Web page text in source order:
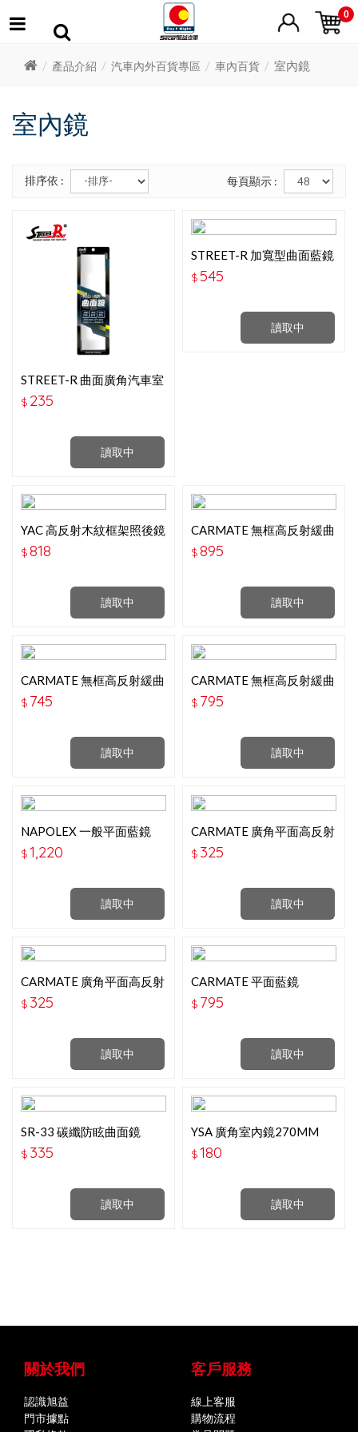
0
產品介紹 汽車內外百貨專區 車內百貨 室內鏡
室內鏡
排序依 : 每頁顯示 :
讀取中
STREET-R 曲面廣角汽車室
內後視鏡 黑色 300mm SR-
101BK
$ 235
讀取中
STREET-R 加寬型曲面藍鏡
室內鏡 280X80MM SR-
107B
$ 545
讀取中
YAC 高反射木紋框架照後鏡
270mm (PW-80)
$818
讀取中
CARMATE 無框高反射緩曲
面鏡 300MM DZ558
$895
讀取中
CARMATE 無框高反射緩曲
面鏡 240MM DZ556
$ 745
讀取中
CARMATE 無框高反射緩曲
面鏡270MM DZ557
$ 795
讀取中
NAPOLEX 一般平面藍鏡
300MM BW-176
$1,220
讀取中
CARMATE 廣角平面高反射
鏡 270mm M52
$ 325
讀取中
CARMATE 廣角平面高反射
鏡 250mm M51
$ 325
讀取中
CARMATE 平面藍鏡
290mm RG101
$ 795
讀取中
SR-33 碳纖防眩曲面鏡
280MM
$ 335
讀取中
YSA 廣角室內鏡270MM
(JM-1106)
$180
關於我們
認識旭益
門市據點
客戶服務
線上客服
購物流程